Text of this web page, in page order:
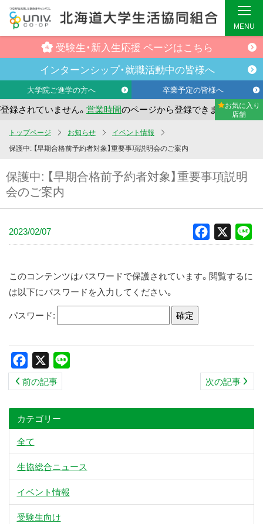
コ
ン
テ
受験生・新入生応援 ページはこちら
インターンシップ・就職活動中の皆様へ
大学院ご進学の方へ 卒業予定の皆様へ
されていません。営業時間のページから登録できます。お気に入り
店舗
MENU
トップページ お知らせ
イベント情報
保護中: 【早期合格前予約者対象】重要事項説明会のご案内
保護中: 【早期合格前予約者対象】重要事項説明
会のご案内
2023/02/07 Facebook
このコンテンツはパスワードで保護されています。閲覧するに
は以下にパスワードを入力してください。
パスワード:
Facebook
前の記事 次の記事
カテゴリー
全て
生協総合ニュース
イベント情報
受験生向け